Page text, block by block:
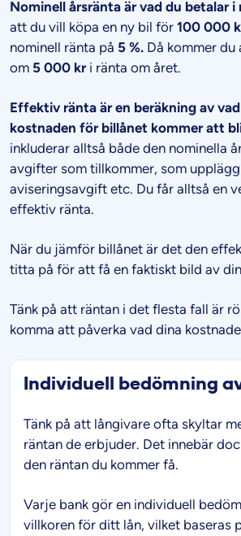
Nominell årsränta är vad du betalar i
att du vill köpa en ny bil för 100 000
nominell ränta på 5 %. Då kommer du
om 5 000 kr i ränta om året.
Effektiv ränta är en beräkning av
kostnaden för billånet kommer att
inkluderar alltså både den nominella
avgifter som tillkommer, som
aviseringsavgift etc. Du får alltså en
effektiv ränta.
När du jämför billånet är det den
titta på för att få en faktiskt bild av
Tänk på att räntan i det flesta fall är
komma att påverka vad dina
Individuell bedömning
Tänk på att långivare ofta skyltar
räntan de erbjuder. Det innebär
den räntan du kommer få.
Varje bank gör en individuell
villkoren för ditt lån, vilket baseras